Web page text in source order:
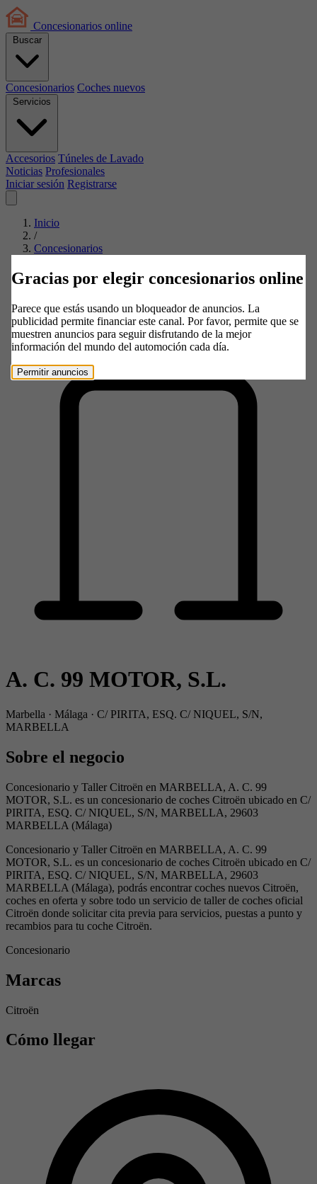
Concesionarios online
Buscar
Concesionarios Coches nuevos
Servicios
Accesorios Túneles de Lavado
Noticias Profesionales
Iniciar sesión Registrarse
Inicio
/
Concesionarios
Citroën
/
/
A. C. 99 MOTOR, S.L.
A. C. 99 MOTOR, S.L.
Marbella · Málaga · C/ PIRITA, ESQ. C/ NIQUEL, S/N,
MARBELLA
Sobre el negocio
Concesionario y Taller Citroën en MARBELLA, A. C. 99
MOTOR, S.L. es un concesionario de coches Citroën ubicado en C/
PIRITA, ESQ. C/ NIQUEL, S/N, MARBELLA, 29603
MARBELLA (Málaga)
Concesionario y Taller Citroën en MARBELLA, A. C. 99
MOTOR, S.L. es un concesionario de coches Citroën ubicado en C/
PIRITA, ESQ. C/ NIQUEL, S/N, MARBELLA, 29603
MARBELLA (Málaga), podrás encontrar coches nuevos Citroën,
coches en oferta y sobre todo un servicio de taller de coches oficial
Citroën donde solicitar cita previa para servicios, puestas a punto y
recambios para tu coche Citroën.
Concesionario
Marcas
Citroën
Cómo llegar
Gracias por elegir concesionarios online
Parece que estás usando un bloqueador de anuncios. La
publicidad permite financiar este canal. Por favor, permite que se
muestren anuncios para seguir disfrutando de la mejor
información del mundo del automoción cada día.
Permitir anuncios